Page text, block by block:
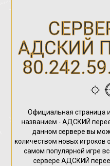
АДСКИЙ
Официальная страница
названием - АДСКИЙ
данном сервере вы
количеством новых игроков
самом популярной игре
сервере АДСКИЙ